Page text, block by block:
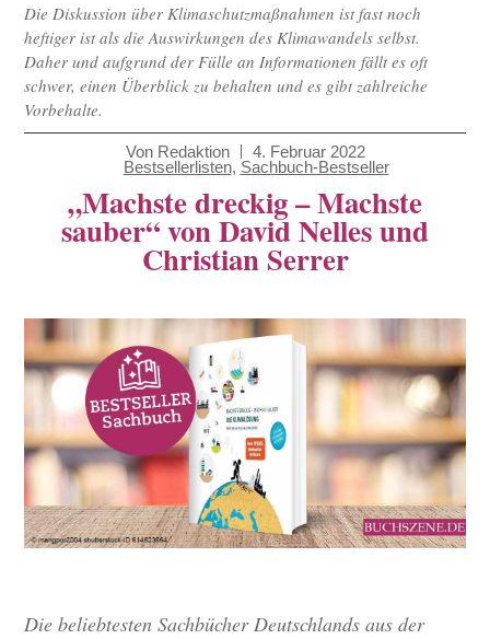
Die Diskussion über Klimaschutzmaßnahmen ist fast noch
heftiger ist als die Auswirkungen des Klimawandels selbst.
Daher und aufgrund der Fülle an Informationen fällt es oft
schwer, einen Überblick zu behalten und es gibt zahlreiche
Vorbehalte.
Von Redaktion
4. Februar 2022
Bestsellerlisten, Sachbuch-Bestseller
„Machste dreckig – Machste
sauber“ von David Nelles und
Christian Serrer
Die beliebtesten Sachbücher Deutschlands aus der